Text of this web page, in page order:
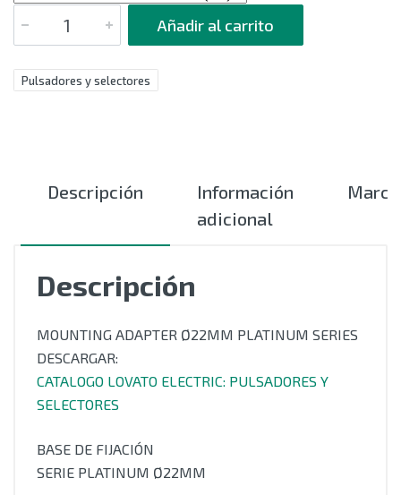
CANTIDAD
Añadir al carrito
Pulsadores y selectores
Descripción
Información
adicional
Marca
Descripción
MOUNTING ADAPTER Ø22MM PLATINUM SERIES
DESCARGAR:
CATALOGO LOVATO ELECTRIC: PULSADORES Y
SELECTORES
BASE DE FIJACIÓN
SERIE PLATINUM Ø22MM